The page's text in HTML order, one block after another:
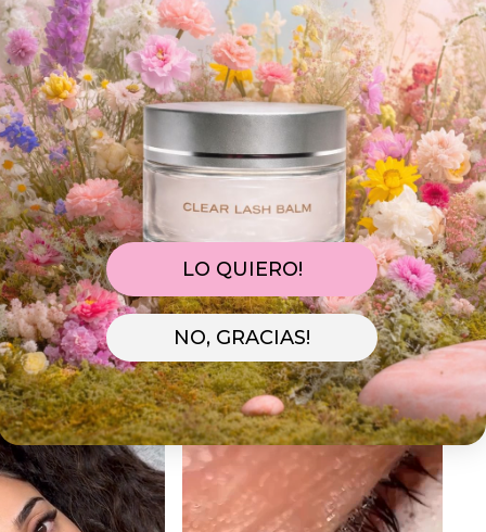
Lo preparamos
10/08
Te llegará con Tarifa
Estándar
11/08 - 13/08
LO QUIERO!
NO, GRACIAS!